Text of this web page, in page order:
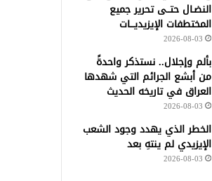
النضـال حتــى تحرير جميع
المختطفات الإيزيديـــات
2026-08-03
بألم وإجلال.. نستذكر واحدةً
من أبشع الجرائم التي شهدها
العراق في تاريخه الحديث
2026-08-03
الخطر الذي يهدد وجود الشعب
الإيزيدي لم ينتهِ بعد
2026-08-03